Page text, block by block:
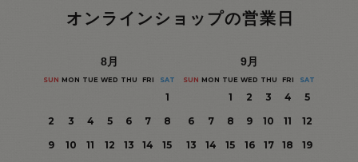
オンラインショップの営業日
8月
SUN MON TUE WED THU FRI SAT
1
2
3 4 5 6 7
8
9
10 11 12 13 14
15
9月
SUN MON TUE WED THU FRI SAT
1 2 3 4
5
6
7 8 9 10 11
12
13
14 15 16 17 18
19